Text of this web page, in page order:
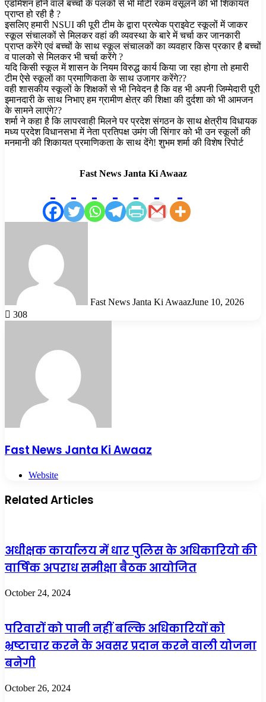
एडमिशन होने वाले बच्चों के पलकों से भी मोटी रकम वसूलने की भी शिकायत
प्राप्त हो रही है ?
इसलिए हमारी NSUI की पूरी टीम के द्वारा प्रत्येक प्राइवेट स्कूलों में जाकर
स्कूल संचालकों से मिलकर वहां की व्यवस्था के बारे में चर्चा कर जानकारी
प्राप्त करेंगे एवं बच्चों के साथ स्कूल संचालकों का व्यवहार किस प्रकार है बच्चों
व पालको से मिलकर भी चर्चा करेंगे ?
यदि किसी स्कूल में शासन के नियम विरुद्ध कार्य किया जा रहा होगा तो हमारी
टीम ऐसे स्कूलों का प्रमाणिकता के साथ उजागर करेंगे??
वही शासकीय स्कूलों के शिक्षकों से भी निवेदन है कि वह भी अपनी जिम्मेदारी पूरी
इमानदारी के साथ निभाए हम ग्रामीण क्षेत्र की शिक्षा की दुर्दशा को भी आमजन
के सामने लाएंगे??
शर्मा ने कहा है कि लापरवाही मिलने पर प्रदेश संगठन के साथ क्षेत्रीय विधायक
मध्य प्रदेश विधानसभा में नेता प्रतिपक्ष उमंग जी सिंगार को भी उन स्कूलों की
मनमानी की शिकायत प्रमाणिकता के साथ देंगे! शुभम शर्मा की विशेष रिपोर्ट
Fast News Janta Ki Awaaz
Fast News Janta Ki AwaazJune 10, 2026
308
Fast News Janta Ki Awaaz
Website
Related Articles
अधीक्षक कार्यालय में धार पुलिस के अधिकारियो की
वार्षिक अपराध समीक्षा बैठक आयोजित
October 24, 2024
परिवारों को पानी नहीं बल्कि अधिकारियों को
भ्रष्टाचार करने के अवसर प्रदान करने वाली योजना
बनेगी
October 26, 2024